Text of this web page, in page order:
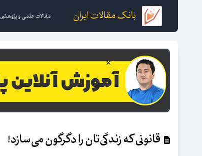
بانک مقالات ایران مقالات علمی و پژوهشی
قانونی که زندگی‌تان را دگرگون می‌سازد!